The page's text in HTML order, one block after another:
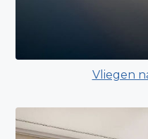
Vliegen